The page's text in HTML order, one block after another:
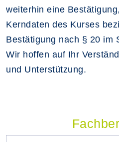
weiterhin eine
Kerndaten des Kurses
Bestätigung nach § 20 im
Wir hoffen auf Ihr
und Unterstützung.